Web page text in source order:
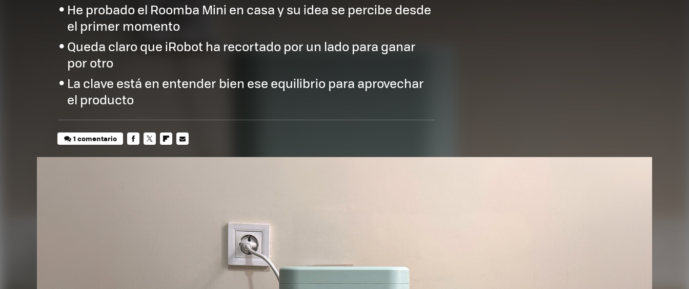
He probado el Roomba Mini en casa y su idea se percibe desde
el primer momento
Queda claro que iRobot ha recortado por un lado para ganar
por otro
La clave está en entender bien ese equilibrio para aprovechar
el producto
1 comentario